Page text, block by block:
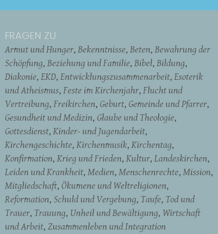
FRAGEN ZU
Armut und Hunger Bekenntnisse Beten Bewahrung der
Schöpfung Beziehung und Familie Bibel Bildung
Diakonie EKD Entwicklungszusammenarbeit Esoterik
und Atheismus Feste im Kirchenjahr Flucht und
Vertreibung Freikirchen Geburt Gemeinde und Pfarrer
Gesundheit und Medizin Glaube und Theologie
Gottesdienst Kinder- und Jugendarbeit
Kirchengeschichte Kirchenmusik Kirchentag
Konfirmation Krieg und Frieden Kultur Landeskirchen
Leiden und Krankheit Medien Menschenrechte Mission
Mitgliedschaft Ökumene und Weltreligionen
Reformation Schuld und Vergebung Taufe Tod und
Trauer Trauung Unheil und Bewältigung Wirtschaft
und Arbeit Zusammenleben und Integration